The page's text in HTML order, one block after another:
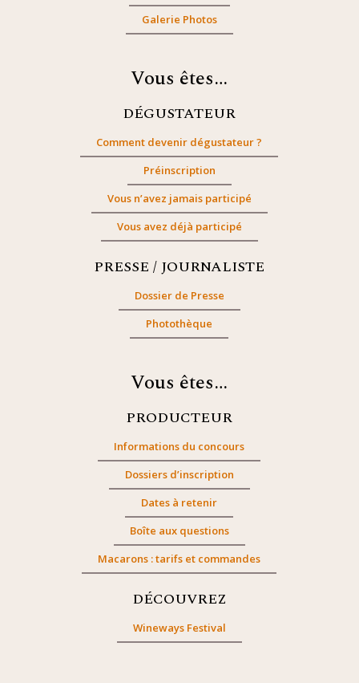
Galerie Photos
Vous êtes…
DÉGUSTATEUR
Comment devenir dégustateur ?
Préinscription
Vous n’avez jamais participé
Vous avez déjà participé
PRESSE / JOURNALISTE
Dossier de Presse
Photothèque
Vous êtes…
PRODUCTEUR
Informations du concours
Dossiers d’inscription
Dates à retenir
Boîte aux questions
Macarons : tarifs et commandes
DÉCOUVREZ
Wineways Festival